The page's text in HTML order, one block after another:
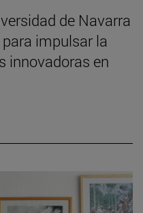
de Navarra
impulsar la
innovadoras en